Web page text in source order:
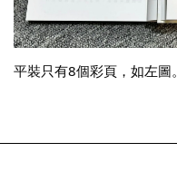
平裝只有8個彩頁，如左圖。